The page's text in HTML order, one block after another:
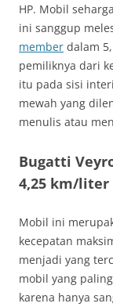
HP. Mobil
ini sanggup
member dalam
pemiliknya dari
itu pada sisi
mewah yang
menulis atau
Bugatti
4,25 km/liter
Mobil ini
kecepatan
menjadi yang
mobil yang
karena hanya